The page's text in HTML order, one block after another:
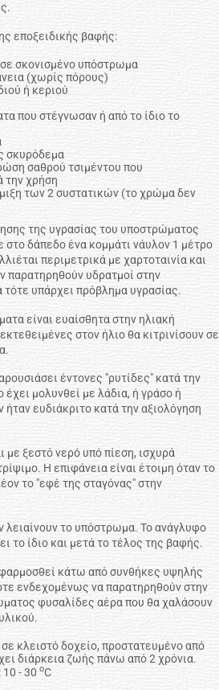
εποξειδικής βαφής:
σκονισμένο υπόστρωμα
(χωρίς πόρους)
ή κεριού
που στέγνωσαν ή από το ίδιο το
σκυρόδεμα
σαθρού τσιμέντου που
την χρήση
των 2 συστατικών (το χρώμα δεν
της υγρασίας του υποστρώματος
στο δάπεδο ένα κομμάτι νάυλον 1 μέτρο
περιμετρικά με χαρτοταινία και
παρατηρηθούν υδρατμοί στην
υπάρχει πρόβλημα υγρασίας.
είναι ευαίσθητα στην ηλιακή
στον ήλιο θα κιτρινίσουν σε
έντονες "ρυτίδες" κατά την
μολυνθεί με λάδια, ή γράσο ή
ήταν ευδιάκριτο κατά την αξιολόγηση
με ξεστό νερό υπό πίεση, ισχυρά
Η επιφάνεια είναι έτοιμη όταν το
το "εφέ της σταγόνας" στην
λειαίνουν το υπόστρωμα. Το ανάγλυφο
το ίδιο και μετά το τέλος της βαφής.
κάτω από συνθήκες υψηλής
ενδεχομένως να παρατηρηθούν στην
φυσαλίδες αέρα που θα χαλάσουν
σε κλειστό δοχείο, προστατευμένο από
διάρκεια ζωής πάνω από 2 χρόνια.
- 30 οC